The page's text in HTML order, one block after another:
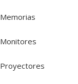
Memorias
Monitores
Proyectores